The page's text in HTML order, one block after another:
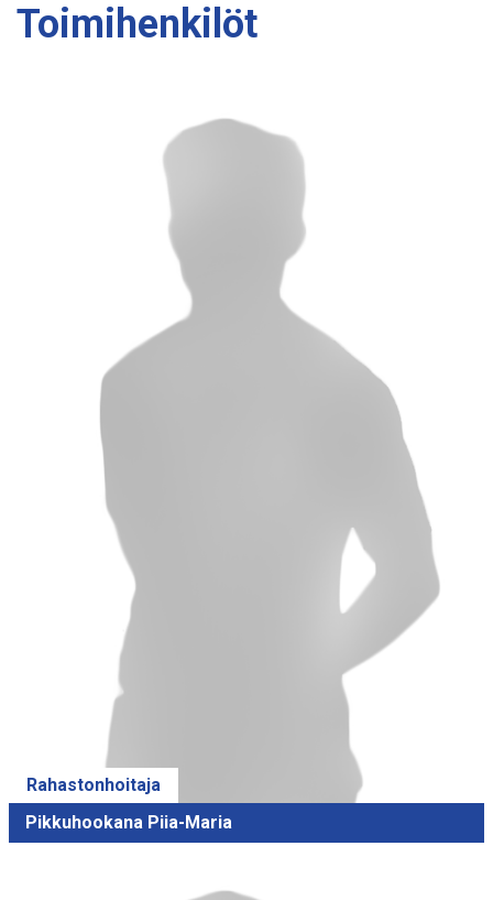
Toimihenkilöt
Rahastonhoitaja
Pikkuhookana Piia-Maria